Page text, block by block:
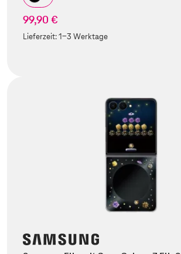
99,90 €
Lieferzeit:1-3 Werktage